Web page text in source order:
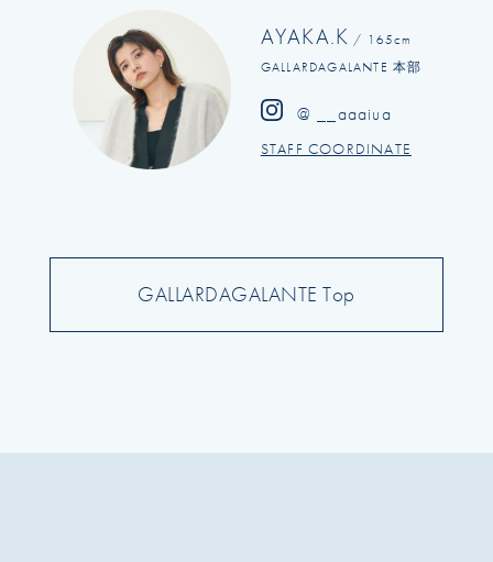
AYAKA.K / 165cm
GALLARDAGALANTE 本部
@ __aaaiua
STAFF COORDINATE
GALLARDAGALANTE Top